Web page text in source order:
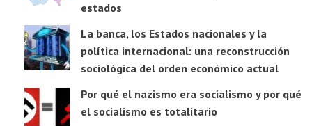
estados
La banca, los Estados nacionales y la
política internacional: una reconstrucción
sociológica del orden económico actual
Por qué el nazismo era socialismo y por qué
el socialismo es totalitario